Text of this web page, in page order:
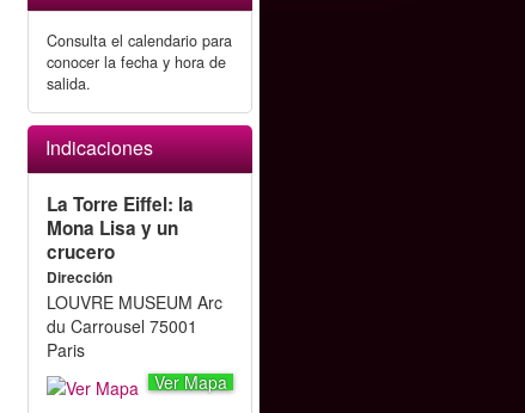
Consulta el calendario para
conocer la fecha y hora de
salida.
Indicaciones
La Torre Eiffel: la
Mona Lisa y un
crucero
Dirección
LOUVRE MUSEUM Arc
du Carrousel 75001
Paris
Ver Mapa